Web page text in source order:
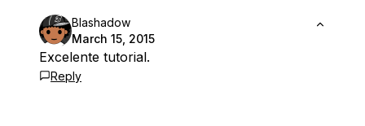
Blashadow
March 15, 2015
Excelente tutorial.
Reply